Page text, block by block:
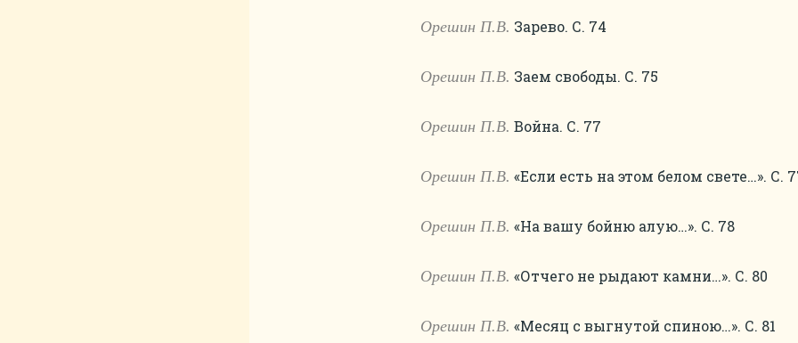
Орешин П.В. Зарево. С. 74
Орешин П.В. Заем свободы. С. 75
Орешин П.В. Война. С. 77
Орешин П.В. «Если есть на этом белом свете…». С.
Орешин П.В. «На вашу бойню алую…». С. 78
Орешин П.В. «Отчего не рыдают камни…». С. 80
Орешин П.В. «Месяц с выгнутой спиною…». С. 81